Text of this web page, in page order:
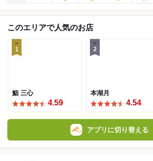
このエリアで人気のお店
1
鮨 三心
4.59
2
本湖月
4.54
アプリに切り替える